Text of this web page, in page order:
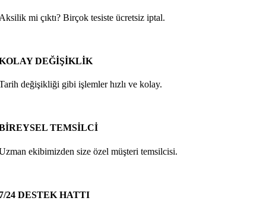
mi çıktı? Birçok tesiste ücretsiz iptal.
DEĞİŞİKLİK
değişikliği gibi işlemler hızlı ve kolay.
TEMSİLCİ
ekibimizden size özel müşteri temsilcisi.
24 DESTEK HATTI